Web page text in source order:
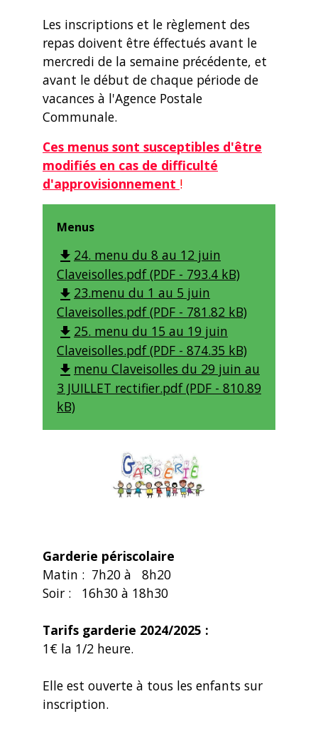
Les inscriptions et le règlement des
repas doivent être éffectués avant le
mercredi de la semaine précédente, et
avant le début de chaque période de
vacances à l'Agence Postale
Communale.
Ces menus sont susceptibles d'être
modifiés en cas de difficulté
d'approvisionnement !
Menus
file_download 24. menu du 8 au 12 juin
Claveisolles.pdf (PDF - 793.4 kB)
file_download 23.menu du 1 au 5 juin
Claveisolles.pdf (PDF - 781.82 kB)
file_download 25. menu du 15 au 19 juin
Claveisolles.pdf (PDF - 874.35 kB)
file_download menu Claveisolles du 29 juin au
3 JUILLET rectifier.pdf (PDF - 810.89
kB)
Garderie périscolaire
Matin : 7h20 à 8h20
Soir : 16h30 à 18h30
Tarifs garderie 2024/2025 :
1€ la 1/2 heure.
Elle est ouverte à tous les enfants sur
inscription.